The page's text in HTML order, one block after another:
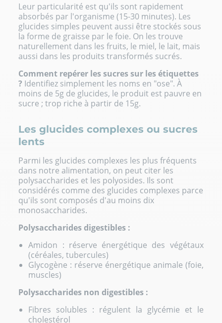
Leur particularité est qu'ils sont rapidement
absorbés par l'organisme (15-30 minutes). Les
glucides simples peuvent aussi être stockés sous
la forme de graisse par le foie. On les trouve
naturellement dans les fruits, le miel, le lait, mais
aussi dans les produits transformés sucrés.
Comment repérer les sucres sur les étiquettes
? Identifiez simplement les noms en "ose". À
moins de 5g de glucides, le produit est pauvre en
sucre ; trop riche à partir de 15g.
Les glucides complexes ou sucres
lents
Parmi les glucides complexes les plus fréquents
dans notre alimentation, on peut citer les
polysaccharides et les polyosides. Ils sont
considérés comme des glucides complexes parce
qu'ils sont composés d'au moins dix
monosaccharides.
Polysaccharides digestibles :
Amidon : réserve énergétique des végétaux
(céréales, tubercules)
Glycogène : réserve énergétique animale (foie,
muscles)
Polysaccharides non digestibles :
Fibres solubles : régulent la glycémie et le
cholestérol